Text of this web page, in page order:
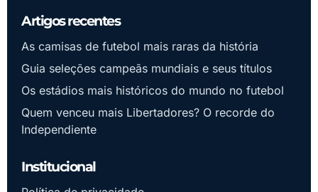
Artigos recentes
As camisas de futebol mais raras da história
Guia seleções campeãs mundiais e seus títulos
Os estádios mais históricos do mundo no futebol
Quem venceu mais Libertadores? O recorde do
Independiente
Institucional